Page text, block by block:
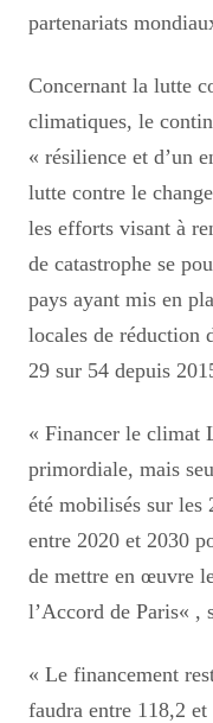
partenariats
Concernant la lutte
« résilience et d’un
lutte contre le
les efforts visant à
de catastrophe se
pays ayant mis en
locales de réduction
29 sur 54 depuis
« Financer le climat
primordiale, mais
été mobilisés sur les
entre 2020 et 2030
de mettre en œuvre
l’Accord de Paris« ,
« Le financement
faudra entre 118,2